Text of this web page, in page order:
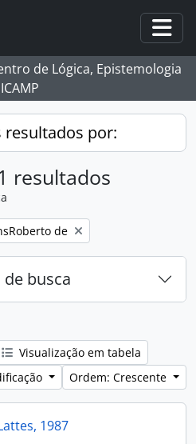
de Lógica, Epistemologia
resultados por:
resultados
de
busca
Visualização em tabela
Ordem: Crescente
1987